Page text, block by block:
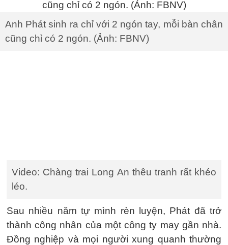
Anh Phát sinh ra chỉ với 2 ngón tay, mỗi bàn chân
cũng chỉ có 2 ngón. (Ảnh: FBNV)
Video: Chàng trai Long An thêu tranh rất khéo
léo.
Sau nhiều năm tự mình rèn luyện, Phát đã trở
thành công nhân của một công ty may gần nhà.
Đồng nghiệp và mọi người xung quanh thường